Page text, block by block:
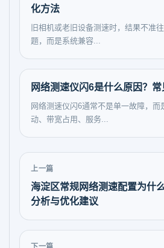
化方法
旧相机或老旧设备测速时，结果不准
题，而是系统兼容...
网络测速仪闪6是什么原因？
网络测速仪闪6通常不是单一故障，而
动、带宽占用、服务...
上一篇
海淀区常规网络测速配置为什
分析与优化建议